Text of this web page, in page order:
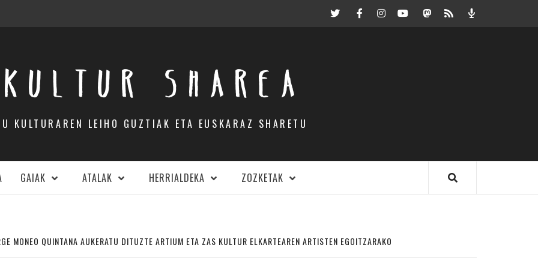
TwitterFacebookInstagramYoutubeMastodon.eus
RSS Podcast
KULTUR SHAREA
KULTURAREN LEIHO GUZTIAK ETA EUSKARAZ SHARETU
GAIAK ATALAK HERRIALDEKA ZOZKETAK
MONEO QUINTANA AUKERATU DITUZTE ARTIUM ETA ZAS KULTUR ELKARTEAREN ARTISTEN EGOITZARAKO